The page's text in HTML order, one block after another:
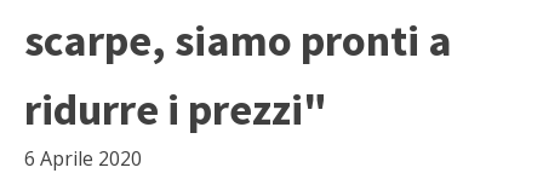
scarpe, siamo pronti a
ridurre i prezzi"
6 Aprile 2020